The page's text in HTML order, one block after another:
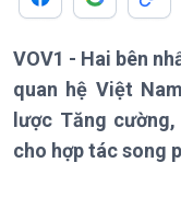
VOV1 - Hai bên
quan hệ Việt
lược Tăng
cho hợp tác song